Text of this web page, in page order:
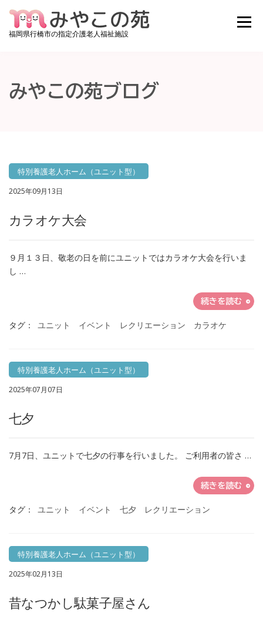
コンテンツへスキップ
福岡県行橋市の指定介護老人福祉施設
メニュ
お知らせ みやこの苑ブログ
みやこの苑ブログ
特別養護老人ホーム（ユニット型）
2025年09月13日
カラオケ大会
９月１３日、敬老の日を前にユニットではカラオケ大会を行いま
し …
続きを読む
タグ： ユニット イベント レクリエーション カラオケ
特別養護老人ホーム（ユニット型）
2025年07月07日
七夕
7月7日、ユニットで七夕の行事を行いました。 ご利用者の皆さ …
続きを読む
タグ： ユニット イベント 七夕 レクリエーション
特別養護老人ホーム（ユニット型）
2025年02月13日
昔なつかし駄菓子屋さん